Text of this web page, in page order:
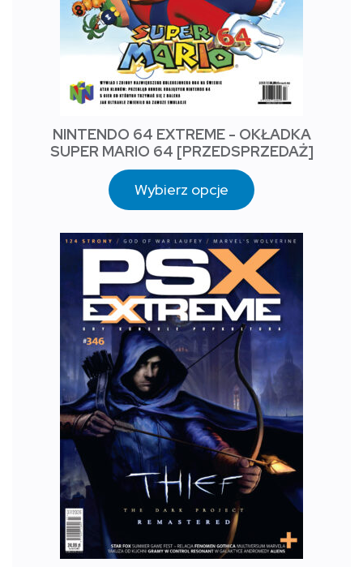
NINTENDO 64 EXTREME - OKŁADKA
SUPER MARIO 64 [PRZEDSPRZEDAŻ]
Wybierz opcje